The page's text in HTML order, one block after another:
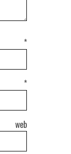
*
*